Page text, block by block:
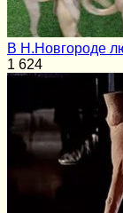
В Н.Новгороде
1 624